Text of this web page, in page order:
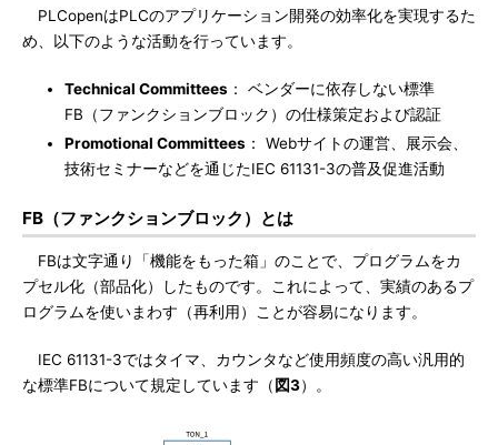
PLCopenはPLCのアプリケーション開発の効率化を実現するた
め、以下のような活動を行っています。
Technical Committees ： ベンダーに依存しない標準
FB（ファンクションブロック）の仕様策定および認証
Promotional Committees ： Webサイトの運営、展示会、
技術セミナーなどを通じたIEC 61131-3の普及促進活動
FB（ファンクションブロック）とは
FBは文字通り「機能をもった箱」のことで、プログラムをカ
プセル化（部品化）したものです。これによって、実績のあるプ
ログラムを使いまわす（再利用）ことが容易になります。
IEC 61131-3ではタイマ、カウンタなど使用頻度の高い汎用的
な標準FBについて規定しています（ 図3）。